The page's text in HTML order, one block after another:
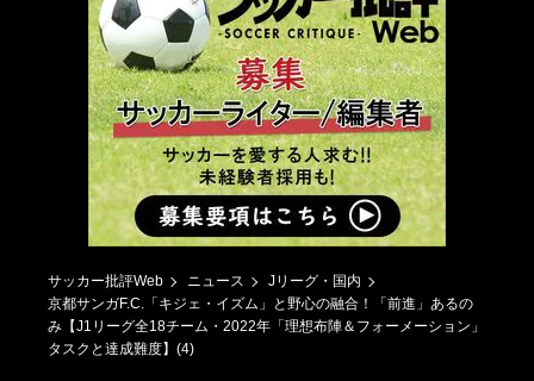
サッカー批評Web ニュース
Jリーグ・国内
京都サンガF.C.「キジェ・イズム」と野心の融合！「前進」あるの
み【J1リーグ全18チーム・2022年「理想布陣＆フォーメーション」
タスクと達成難度】(4)